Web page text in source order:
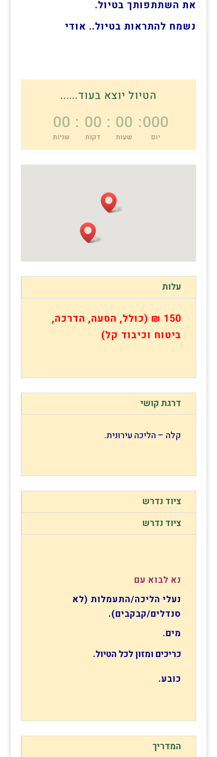
את השתתפותך בטיול.
נשמח להתראות בטיול.. אודי
הטיול יוצא בעוד......
000
יום
:
00
שעות
:
00
דקות
:
00
שניות
עלות
150 ₪ (כולל, הסעה, הדרכה,
ביטוח וכיבוד קל)
דרגת קושי
קלה – הליכה עירונית.
ציוד נדרש
ציוד נדרש
נא לבוא עם
נעלי הליכה/התעמלות (לא
סנדלים/קבקבים).
מים.
כריכים ומזון לכל הטיול.
כובע.
המדריך